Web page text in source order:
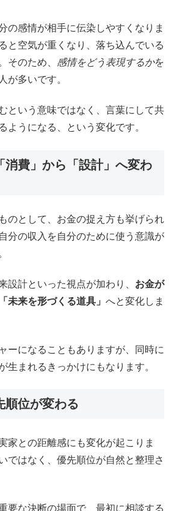
の感情が相手に伝染しやすくなりま
と空気が重くなり、落ち込んでいる
そのため、 感情をどう表現するかを
が多いです。
という意味ではなく、言葉にして共
ようになる、という変化です。
消費」から「設計」へ変わ
のとして、お金の捉え方も挙げられ
分の収入を自分のために使う意識が
設計といった視点が加わり、 お金が
未来を形づくる道具」 へと変化しま
ーになることもありますが、同時に
生まれるきっかけにもなります。
順位が変わる
家との距離感にも変化が起こりま
ではなく、優先順位が自然と整理さ
要な決断の場面で、最初に相談する